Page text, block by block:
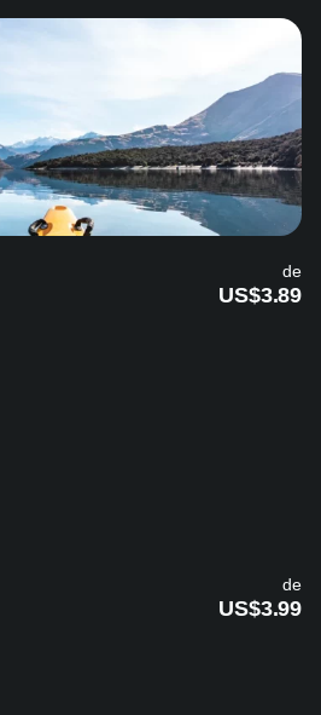
de
US$3.89
de
US$3.99